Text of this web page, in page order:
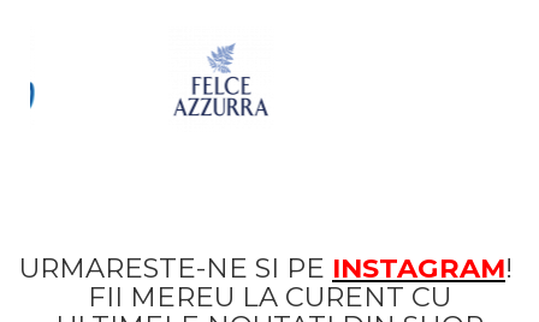
URMARESTE-NE SI PE INSTAGRAM!
FII MEREU LA CURENT CU